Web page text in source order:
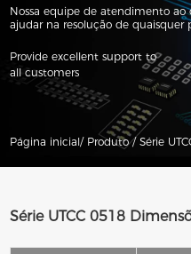
Nossa equipe de atendimento ao
ajudar na resolução de quaisquer
Provide excellent support to
all customers
Página inicial/ Produto / Série
Série UTCC 0518